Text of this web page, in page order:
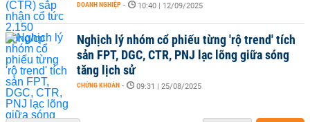
DOANH NGHIỆP - 10:40 | 12/09/2025
Nghịch lý nhóm cổ phiếu từng 'rộ trend' tích
sản FPT, DGC, CTR, PNJ lạc lõng giữa sóng
tăng lịch sử
CHỨNG KHOÁN - 09:31 | 25/08/2025